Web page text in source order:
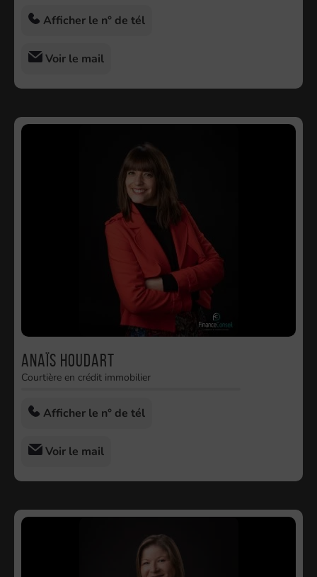
Afficher le n° de tél
Voir le mail
Anaïs HOUDART
Courtière en crédit immobilier
Afficher le n° de tél
Voir le mail